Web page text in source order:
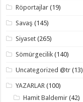
Röportajlar (19)
Savaş (145)
Siyaset (265)
Sömürgecilik (140)
Uncategorized @tr (13)
YAZARLAR (100)
Hamit Baldemir (42)